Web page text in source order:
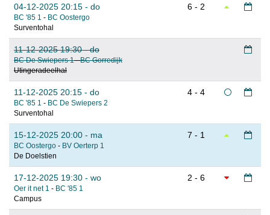
04-12-2025 20:15 - do
BC '85 1 - BC Oostergo
Surventohal
6 - 2
11-12-2025 19:30 - do
BC De Swiepers 1-BC Gorredijk
Utingeradeelhal
11-12-2025 20:15 - do
BC '85 1 - BC De Swiepers 2
Surventohal
4 - 4
15-12-2025 20:00 - ma
BC Oostergo - BV Oerterp 1
De Doelstien
7 - 1
17-12-2025 19:30 - wo
Oer it net 1 - BC '85 1
Campus
2 - 6